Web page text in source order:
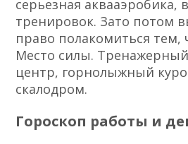
серьезная аквааэробика,
тренировок. Зато потом
право полакомиться тем,
Место силы. Тренажерный
центр, горнолыжный
скалодром.
Гороскоп работы и